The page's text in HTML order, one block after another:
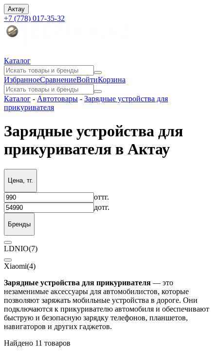
Актау
+7 (778) 017-35-32
Каталог
ИзбранноеСравнениеВойтиКорзина
Каталог - Автотовары - Зарядные устройства для
прикуривателя
Зарядные устройства для
прикуривателя в Актау
Цена, тг.
оттг.
дотг.
Бренды
LDNIO(7)
Xiaomi(4)
Зарядные устройства для прикуривателя — это
незаменимые аксессуары для автомобилистов, которые
позволяют заряжать мобильные устройства в дороге. Они
подключаются к прикуривателю автомобиля и обеспечивают
быструю и безопасную зарядку телефонов, планшетов,
навигаторов и других гаджетов.
Найдено 11 товаров